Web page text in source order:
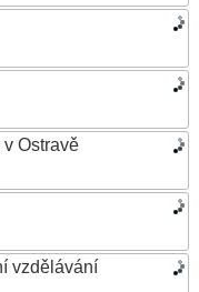
Ostravě
vzdělávání